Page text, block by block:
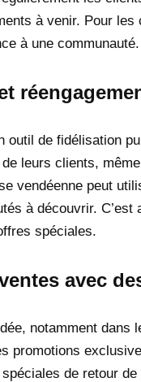
à venir. Pour
à une communauté.
outil de fidélisation
de leurs clients,
vendéenne peut
à découvrir.
spéciales.
avec
notamment
promotions
de retour